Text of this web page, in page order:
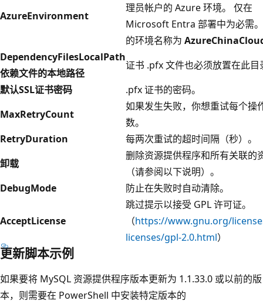
AzureEnvironment
理员帐户的 Azure 环境。 仅在
Microsoft Entra 部署中为必需
的环境名称为
DependencyFilesLocalPath
依赖文件的本地路径
证书 .pfx 文件也必须放置在此目
默认SSL证书密码
.pfx 证书的密码。
MaxRetryCount
如果发生失败，你想重试每个操
数。
RetryDuration
每两次重试的超时间隔（秒）。
卸载
删除资源提供程序和所有关联的
（请参阅以下说明）。
DebugMode
防止在失败时自动清除。
AcceptLicense
跳过提示以接受 GPL 许可证。
（https://www.gnu.org/
licenses/gpl-2.0.html）
更新脚本示例
如果要将 MySQL 资源提供程序版本更新为 1.1.33.0 或以前的版
本，则需要在 PowerShell 中安装特定版本的